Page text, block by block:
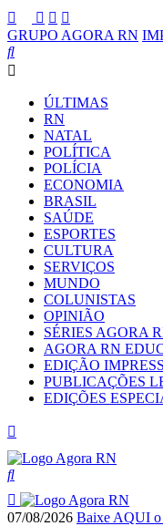
GRUPO AGORA RN
ÚLTIMAS
RN
NATAL
POLÍTICA
POLÍCIA
ECONOMIA
BRASIL
SAÚDE
ESPORTES
CULTURA
SERVIÇOS
MUNDO
COLUNISTAS
OPINIÃO
SÉRIES AGORA
AGORA RN
EDIÇÃO
PUBLICAÇÕES
EDIÇÕES
07/08/2026 Baixe AQUI o